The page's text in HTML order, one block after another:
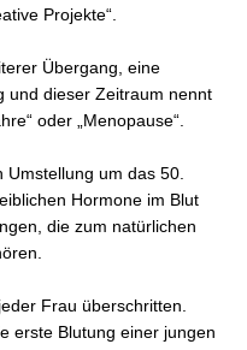
Projekte“.
Übergang, eine
und dieser Zeitraum nennt
oder „Menopause“.
Umstellung um das 50.
Hormone im Blut
die zum natürlichen
Frau überschritten.
erste Blutung einer jungen